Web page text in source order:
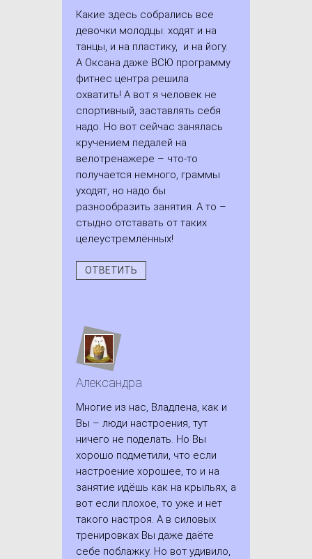
Какие здесь собрались все
девочки молодцы: ходят и на
танцы, и на пластику, и на йогу.
А Оксана даже ВСЮ программу
фитнес центра решила
охватить! А вот я человек не
спортивный, заставлять себя
надо. Но вот сейчас занялась
кручением педалей на
велотренажере – что-то
получается немного, граммы
уходят, но надо бы
разнообразить занятия. А то –
стыдно отставать от таких
целеустремлённых!
ОТВЕТИТЬ
Александра
Многие из нас, Владлена, как и
Вы – люди настроения, тут
ничего не поделать. Но Вы
хорошо подметили, что если
настроение хорошее, то и на
занятие идёшь как на крыльях, а
вот если плохое, то уже и нет
такого настроя. А в силовых
тренировках Вы даже даёте
себе поблажку. Но вот удивило,